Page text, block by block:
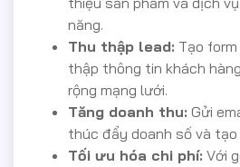
năng.
Thu thập lead: Tạo
thập thông tin khách
rộng mạng lưới.
Tăng doanh thu: Gửi
thúc đẩy doanh số và tạo
Tối ưu hóa chi phí: Với